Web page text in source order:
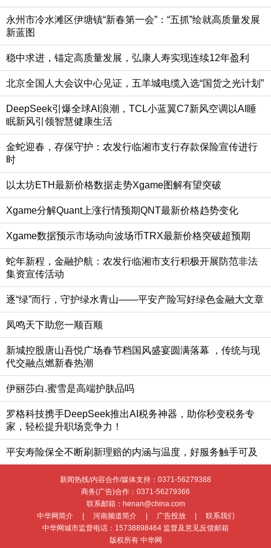
永州市冷水滩区伊塘镇“新春第一会”：“五抓”绘就高质量发展
新蓝图
稳中求进，锚定高质量发展，弘康人寿实现连续12年盈利
北京全国人大会议中心见证，五羊城电缆入选“国货之光计划”
DeepSeek引爆全球AI浪潮，TCL小蓝翼C7新风空调以AI睡
眠新风引领智慧健康生活
金蛇迎春，存保守护：农发行临湘市支行存款保险宣传进行
时
以太坊ETH最新价格数据走势Xgame图解有望突破
Xgame分解Quant上涨行情预期QNT最新价格趋势变化
Xgame数据预示市场动向波场币TRX最新价格突破超预期
蛇年新程，金融护航：农发行临湘市支行积极开展防范非法
集资宣传活动
逐“绿”而行，守护绿水青山——平安产险写好绿色金融大文章
凤鸣天下助您一顺百顺
新城控股唐山吾悦广场春节档国风盛宴圆满落幕 ，传统与现
代交融点燃新春热潮
伊丽莎白.蜜雪是高端护肤品吗
罗格科技携手DeepSeek推出AI税务神器，助你秒变税务专
家，轻松提升职场竞争力！
平安寿险保全不断刷新理赔的内涵与温度，好服务触手可及
新闻热线/内容合作/媒体支持： 0371-56279388
商务(广告)合作： 0371-56279366
联系邮箱：henan@china.com
中华网简介
河南频道简介 广告投放
联系我们
中华网城市监督电话： 15738898464 监督及意见反馈邮箱
版权所有 中华网